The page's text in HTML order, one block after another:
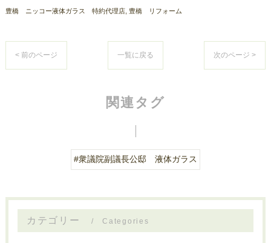
豊橋 ニッコー液体ガラス 特約代理店 豊橋 リフォーム
< 前のページ 一覧に戻る 次のページ >
関連タグ
#衆議院副議長公邸 液体ガラス
カテゴリー Categories